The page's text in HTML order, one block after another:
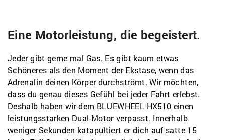
Eine Motorleistung, die begeistert.
Jeder gibt gerne mal Gas. Es gibt kaum etwas
Schöneres als den Moment der Ekstase, wenn das
Adrenalin deinen Körper durchströmt. Wir möchten,
dass du genau dieses Gefühl bei jeder Fahrt erlebst.
Deshalb haben wir dem BLUEWHEEL HX510 einen
leistungsstarken Dual-Motor verpasst. Innerhalb
weniger Sekunden katapultiert er dich auf satte 15